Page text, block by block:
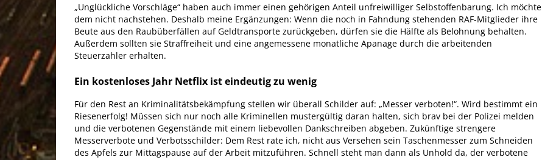
„Unglückliche Vorschläge“ haben auch immer einen gehörigen Anteil unfreiwilliger Selbstoffenbarung. Ich möchte
dem nicht nachstehen. Deshalb meine Ergänzungen: Wenn die noch in Fahndung stehenden RAF-Mitglieder ihre
Beute aus den Raubüberfällen auf Geldtransporte zurückgeben, dürfen sie die Hälfte als Belohnung behalten.
Außerdem sollten sie Straffreiheit und eine angemessene monatliche Apanage durch die arbeitenden
Steuerzahler erhalten.
Ein kostenloses Jahr Netflix ist eindeutig zu wenig
Für den Rest an Kriminalitätsbekämpfung stellen wir überall Schilder auf: „Messer verboten!“. Wird bestimmt ein
Riesenerfolg! Müssen sich nur noch alle Kriminellen mustergültig daran halten, sich brav bei der Polizei melden
und die verbotenen Gegenstände mit einem liebevollen Dankschreiben abgeben. Zukünftige strengere
Messerverbote und Verbotsschilder: Dem Rest rate ich, nicht aus Versehen sein Taschenmesser zum Schneiden
des Apfels zur Mittagspause auf der Arbeit mitzuführen. Schnell steht man dann als Unhold da, der verbotene